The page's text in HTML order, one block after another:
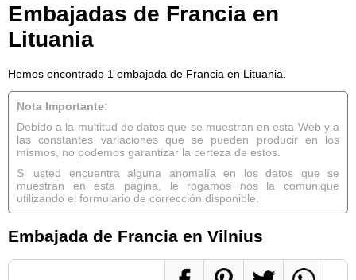
Embajadas de Francia en
Lituania
Hemos encontrado 1 embajada de Francia en Lituania.
Nota Importante:
Debido a la multitud de datos que se muestran en esta Web y a
las constantes variaciones que se pueden producir en los
mismos, no podemos garantizar la certeza de estos.
Si usted encuentra alguna anomalía en los datos que se
muestran en esta página, le rogamos nos la comunique
utilizando el formulario de corrección disponible.
Embajada de Francia en Vilnius